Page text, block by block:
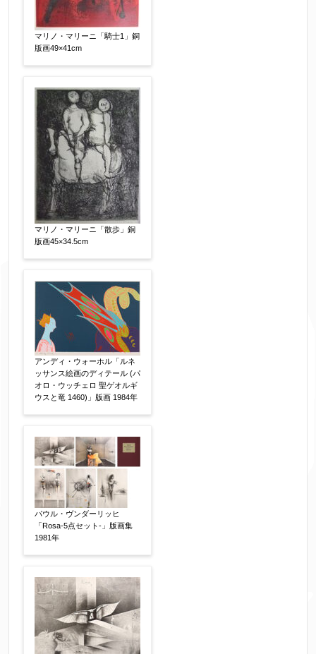
マリノ・マリーニ「騎士1」銅
版画49×41cm
マリノ・マリーニ「散歩」銅
版画45×34.5cm
アンディ・ウォーホル「ルネ
ッサンス絵画のディテール (パ
オロ・ウッチェロ 聖ゲオルギ
ウスと竜 1460)」版画 1984年
パウル・ヴンダーリッヒ
「Rosa-5点セット-」版画集
1981年